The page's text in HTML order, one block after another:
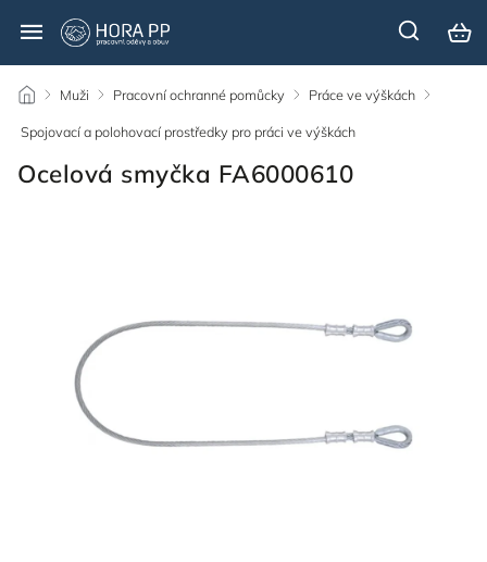
/ Muži / Pracovní ochranné pomůcky / Práce ve výškách /
Spojovací a polohovací prostředky pro práci ve výškách
Ocelová smyčka FA6000610